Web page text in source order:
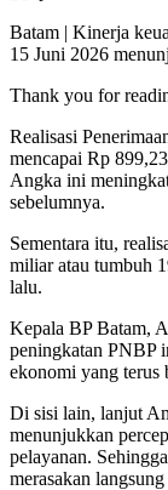
Batam | Kinerja
15 Juni 2026
Thank you for
Realisasi
mencapai Rp
Angka ini
sebelumnya.
Sementara itu,
miliar atau tumbuh
lalu.
Kepala BP Batam,
peningkatan PNBP
ekonomi yang terus
Di sisi lain, lanjut
menunjukkan
pelayanan.
merasakan